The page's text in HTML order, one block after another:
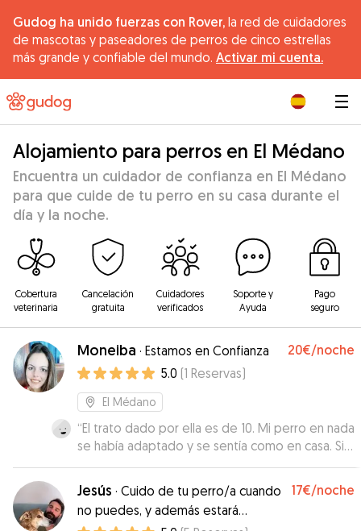
Gudog ha unido fuerzas con Rover, la red de cuidadores
de mascotas y paseadores de perros de cinco estrellas
más grande y confiable del mundo. Activar mi cuenta.
Alojamiento para perros en El Médano
Encuentra un cuidador de confianza en El Médano
para que cuide de tu perro en su casa durante el
día y la noche.
Cobertura
veterinaria
Cancelación
gratuita
Cuidadores
verificados
Soporte y
Ayuda
Pago
seguro
Moneiba · Estamos en Confianza 20€/noche
5.0 (1 Reservas)
El Médano
“El trato dado por ella es de 10. Mi perro en nada
se había adaptado y se sentía como en casa. Sin
duda volveremos a repetir.”
Jesús · Cuido de tu perro/a cuando
no puedes, y además estará
17€/noche